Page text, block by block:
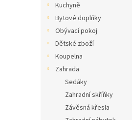
Kuchyně
Bytové doplňky
Obývací pokoj
Dětské zboží
Koupelna
Zahrada
Sedáky
Zahradní skříňky
Závěsná křesla